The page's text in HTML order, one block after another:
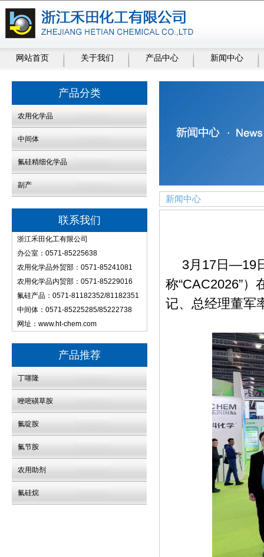
网站首页 关于我们 产品中心 新闻中心
产品分类
农用化学品
中间体
氟硅精细化学品
副产
联系我们
浙江禾田化工有限公司
办公室：0571-85225638
农用化学品外贸部：0571-85241081
农用化学品内贸部：0571-85229016
氟硅产品：0571-81182352/81182351
中间体：0571-85225285/85222738
网址： www.ht-chem.com
产品推荐
丁噻隆
唑嘧磺草胺
氟啶胺
氟节胺
农用助剂
氟硅烷
新闻中心
3月17日—19
称“CAC2026”
记、总经理董军